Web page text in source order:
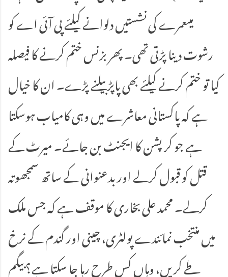
میںعمرے کی نشستیں دلوانے کیلئے پی آئی اے کو
رشوت دینا پڑتی تھی۔ پھر بزنس ختم کرنے کا فیصلہ
کیا تو ختم کرنے کیلئے بھی پاپڑ بیلنے پڑے۔ ان کا خیال
ہے کہ پاکستانی معاشرے میں وہی کامیاب ہوسکتا
ہے جو کرپشن کا ایجنٹ بن جائے۔ میرٹ کے
قتل کو قبول کرلے اور بدعنوانی کے ساتھ سمجھوتہ
کرلے۔ محمد علی بخاری کا موقف ہے کہ جس ملک
میں منتخب نمائندے پولٹری، چینی اور گندم کے نرخ
طے کریں، وہاں کس طرح رہا جا سکتا ہے؟ بیگم